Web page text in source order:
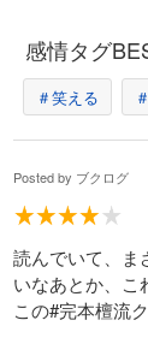
感情タグ
＃笑える
Posted by ブクログ
読んでいて、ま
いなあとか、こ
この#完本檀流